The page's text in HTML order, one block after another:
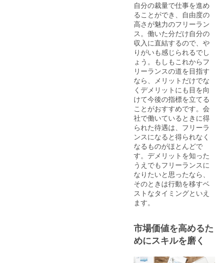
自分の裁量で仕事を進め
ることができ、自由度の
高さが魅力のフリーラン
ス。働いた分だけ自分の
収入に直結するので、や
りがいも感じられるでし
ょう。もしもこれからフ
リーランスの道を目指す
なら、メリットだけでな
くデメリットにも目を向
けて今後の指標を立てる
ことがおすすめです。会
社で働いているときに得
られた待遇は、フリーラ
ンスになると得られなく
なるものがほとんどで
す。デメリットを知った
うえでもフリーランスに
なりたいと思ったなら、
そのときは行動を移すベ
ストなタイミングといえ
ます。
市場価値を高めるた
めにスキルを磨く